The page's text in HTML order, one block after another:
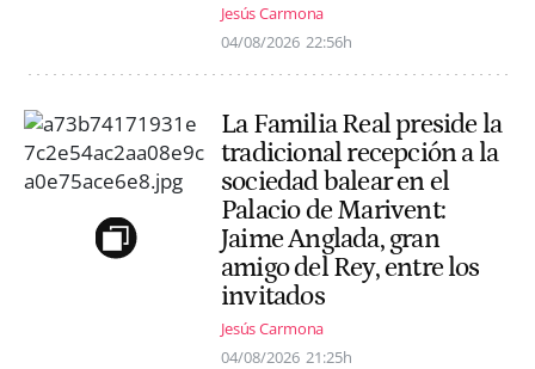
Jesús Carmona
04/08/2026 22:56h
La Familia Real preside la
tradicional recepción a la
sociedad balear en el
Palacio de Marivent:
Jaime Anglada, gran
amigo del Rey, entre los
invitados
Jesús Carmona
04/08/2026 21:25h